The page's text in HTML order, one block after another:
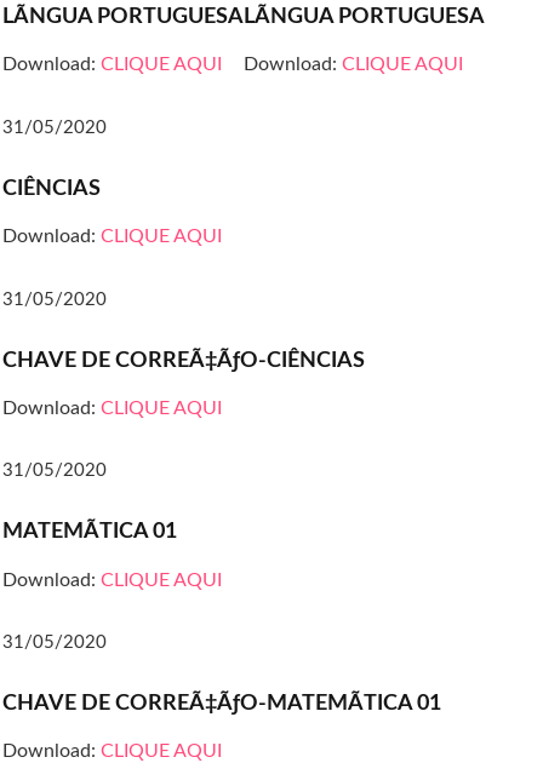
LÃNGUA PORTUGUESA
Download: CLIQUE AQUI
LÃNGUA PORTUGUESA
Download: CLIQUE AQUI
31/05/2020
CIÊNCIAS
Download: CLIQUE AQUI
31/05/2020
CHAVE DE CORREÃ‡ÃƒO-CIÊNCIAS
Download: CLIQUE AQUI
31/05/2020
MATEMÃTICA 01
Download: CLIQUE AQUI
31/05/2020
CHAVE DE CORREÃ‡ÃƒO-MATEMÃTICA 01
Download: CLIQUE AQUI